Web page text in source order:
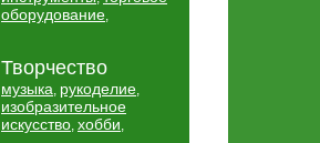
оборудование,
Творчество
музыка, рукоделие,
изобразительное
искусство, хобби,